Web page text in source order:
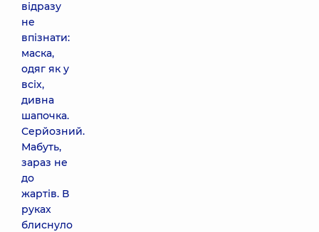
відразу
не
впізнати:
маска,
одяг як у
всіх,
дивна
шапочка.
Серйозний.
Мабуть,
зараз не
до
жартів. В
руках
блиснуло